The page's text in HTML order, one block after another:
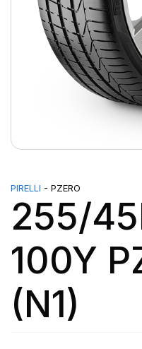
PIRELLI - PZERO
255/
100Y
(N1)